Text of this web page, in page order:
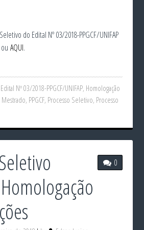
do Edital Nº 03/2018-PPGCF/UNIFAP
ouAQUI.
Edital Nº 03/2018-PPGCF/UNIFAP, Homologação
Mestrado, PPGCF, Processo Seletivo, Processo
0